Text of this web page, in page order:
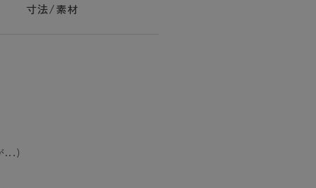
寸法/素材
...)